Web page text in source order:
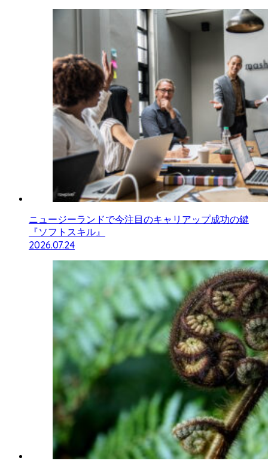
ニュージーランドで今注目のキャリアップ成功の鍵
『ソフトスキル』
2026.07.24